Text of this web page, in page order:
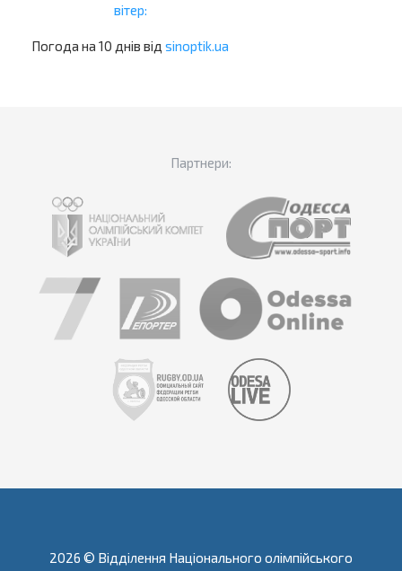
вітер:
Погода на 10 днів від sinoptik.ua
Партнери:
2026 © Відділення Національного олімпійського